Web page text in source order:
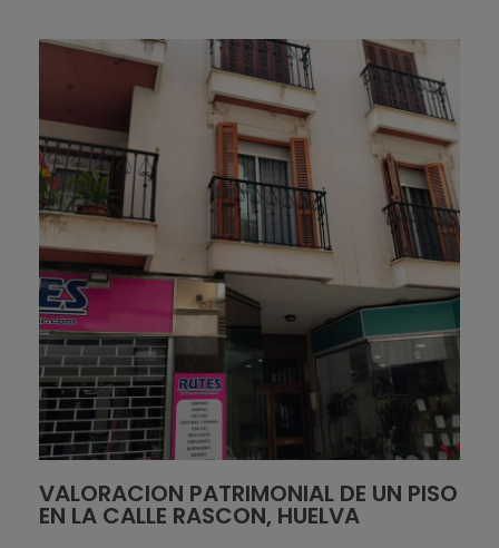
VALORACION PATRIMONIAL DE UN PISO
EN LA CALLE RASCON, HUELVA